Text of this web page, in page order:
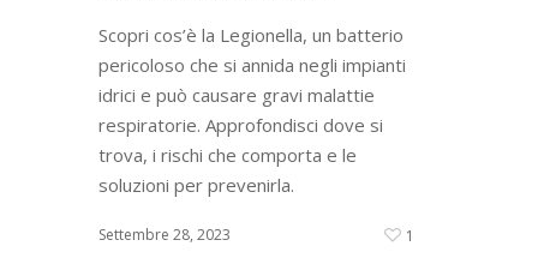
Scopri cos’è la Legionella, un batterio
pericoloso che si annida negli impianti
idrici e può causare gravi malattie
respiratorie. Approfondisci dove si
trova, i rischi che comporta e le
soluzioni per prevenirla.
Settembre 28, 2023 1